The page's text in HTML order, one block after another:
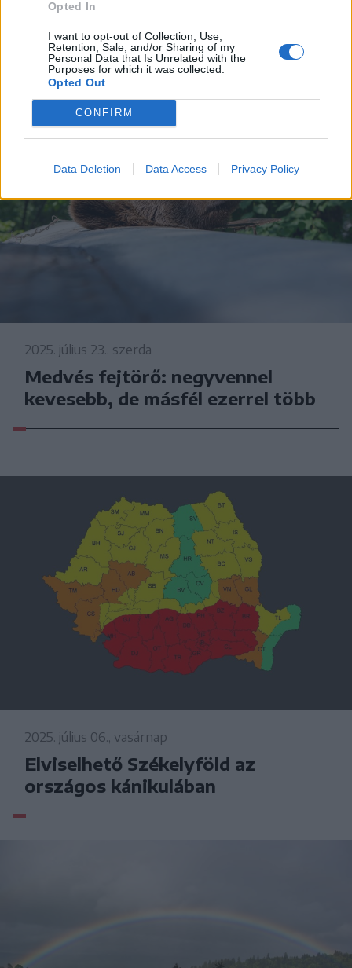
Opted In
I want to opt-out of Collection, Use,
Retention, Sale, and/or Sharing of my
Personal Data that Is Unrelated with the
Purposes for which it was collected.
Opted Out
CONFIRM
Data Deletion Data Access Privacy Policy
délig: villámárvizek alakulhatnak ki
Székelyföldön is
2025. július 23., szerda
Medvés fejtörő: negyvennel
kevesebb, de másfél ezerrel több
2025. július 06., vasárnap
Elviselhető Székelyföld az
országos kánikulában